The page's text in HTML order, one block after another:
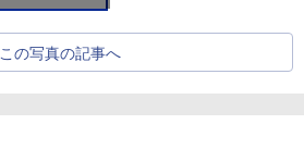
この写真の記事へ